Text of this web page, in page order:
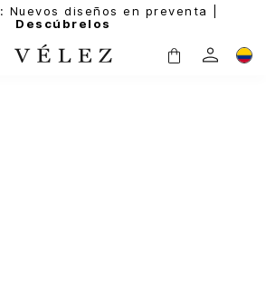
Nuevos diseños en preventa |
Descúbrelos